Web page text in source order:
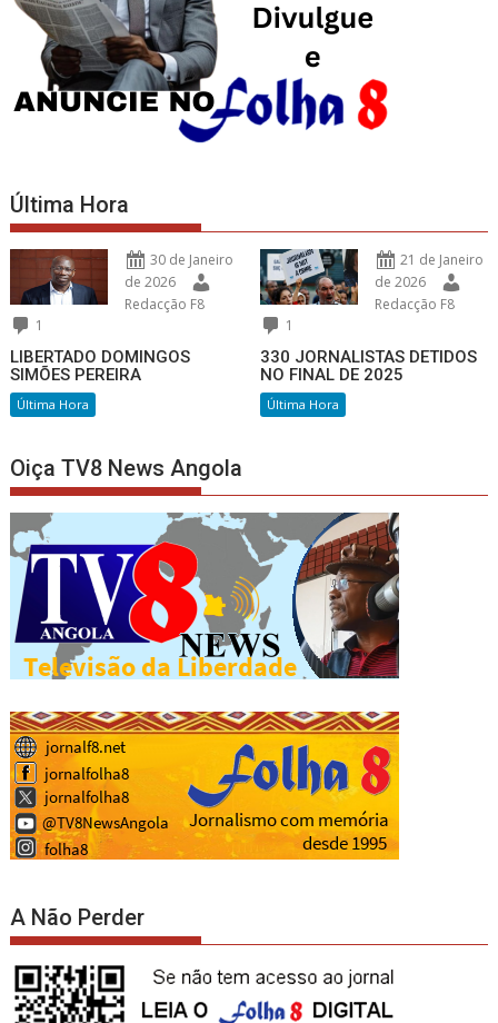
Última Hora
30 de Janeiro
de 2026
Redacção F8
1
LIBERTADO DOMINGOS
SIMÕES PEREIRA
Última Hora
21 de Janeiro
de 2026
Redacção F8
1
330 JORNALISTAS DETIDOS
NO FINAL DE 2025
Última Hora
Oiça TV8 News Angola
A Não Perder